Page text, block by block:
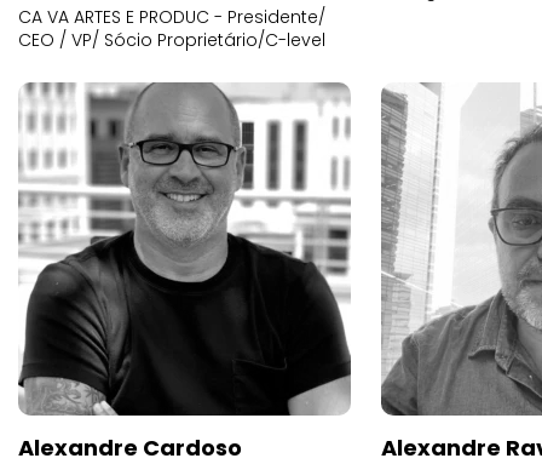
CA VA ARTES E PRODUC - Presidente/
CEO / VP/ Sócio Proprietário/C-level
Alexandre Cardoso Alexandre